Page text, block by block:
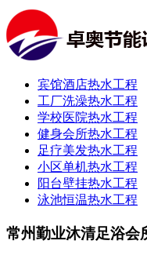
宾馆酒店热水工程
工厂洗澡热水工程
学校医院热水工程
健身会所热水工程
足疗美发热水工程
小区单机热水工程
阳台壁挂热水工程
泳池恒温热水工程
常州勤业沐清足浴会